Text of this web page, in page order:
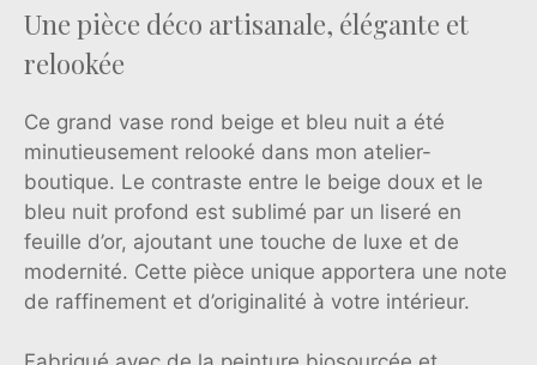
Une pièce déco artisanale, élégante et
relookée
Ce grand vase rond beige et bleu nuit a été
minutieusement relooké dans mon atelier-
boutique. Le contraste entre le beige doux et le
bleu nuit profond est sublimé par un liseré en
feuille d’or, ajoutant une touche de luxe et de
modernité. Cette pièce unique apportera une note
de raffinement et d’originalité à votre intérieur.